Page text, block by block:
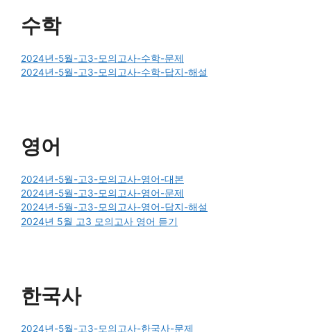
수학
2024년-5월-고3-모의고사-수학-문제
2024년-5월-고3-모의고사-수학-답지-해설
영어
2024년-5월-고3-모의고사-영어-대본
2024년-5월-고3-모의고사-영어-문제
2024년-5월-고3-모의고사-영어-답지-해설
2024년 5월 고3 모의고사 영어 듣기
한국사
2024년-5월-고3-모의고사-한국사-문제